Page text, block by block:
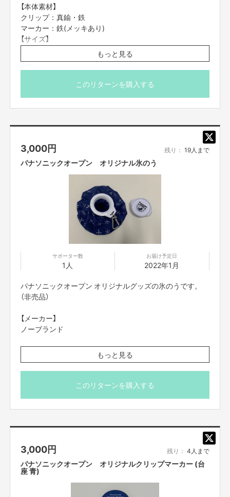
皆さまからのご支援、ご協力よろしくお願いいたします！
「関西をもっと元気に！スマイルプロジェクト」では、
松井さんを含む、地域にお住まいの皆さまに
安心して利用できる、子供からお年寄りまで
スマイルプロジェクトが、一生懸命取り組みます！
・公園に「健康遊具」を作るための施工費（材料費、運搬費）など。
※施工にかかる費用のみに使用し、
その他の目的には一切使用致しません。
・目標金額を超えた場合は、支援先のための追加施策を、
さらに大幅に超えた分は、
子どもたちを支援する団体に寄付したいと考えております。
※追加施策や、団体の寄付先など後日こちらにて
随時ご報告させていただきます。
実現までの道のり
10月24日深夜12時：クラウドファンディング終了。
11月：作業開始
番組放送日は、決まり次第報告していきます。
リターンについて
リターンについての詳細はリターン内容をご確認ください。
発送があるリターンに関してはすべて送料が含まれております。
本プロジェクトはAll-in方式で実施します。
目標金額に満たない場合も、計画を実行し、リターンをお届けします。
その他のプロジェクトについて
夜、真っ暗になってしまう無人駅を”いつ帰っても安心できる明るい駅"に
したい！】
【販売責任者】
平岡大希（株式会社毎日放送）
【本体素材】
クリップ：真鍮・鉄
マーカー：鉄(メッキあり)
【サイズ】
クリップ：32mm
マーカー：24mm
【メーカー】
いてください。
もっと見る
このリターンを購入する
3,000円 残り： 19人まで
パナソニックオープン オリジナル氷のう
サポーター数
1人
お届け予定日
2022年1月
パナソニックオープン オリジナルグッズの氷のうです。
（非売品）
【メーカー】
ノーブランド
※ご登録の配送先にお届けしますので、お楽しみにしてお
いてください。
※価格は送料を含んでおります。
もっと見る
このリターンを購入する
3,000円 残り： 4人まで
パナソニックオープン オリジナルクリップマーカー (台
座 青)